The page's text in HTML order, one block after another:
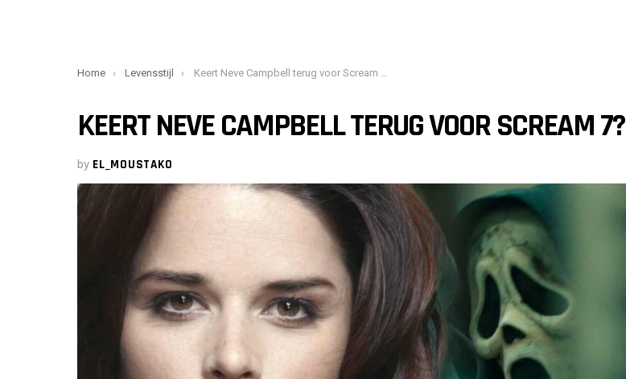
You are here:
Home Levensstijl Keert Neve Campbell terug voor Scream 7?
KEERT NEVE CAMPBELL TERUG VOOR SCREAM 7?
by EL_MOUSTAKO